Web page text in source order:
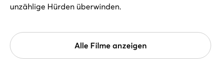
unzählige Hürden überwinden.
Alle Filme anzeigen